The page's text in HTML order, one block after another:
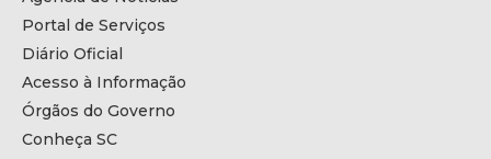
Portal de Serviços
Diário Oficial
Acesso à Informação
Órgãos do Governo
Conheça SC